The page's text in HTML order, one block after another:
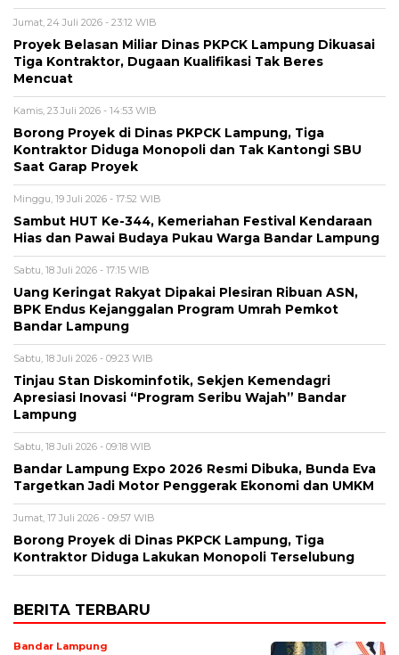
Jumat, 24 Juli 2026 - 23:12 WIB
Proyek Belasan Miliar Dinas PKPCK Lampung Dikuasai
Tiga Kontraktor, Dugaan Kualifikasi Tak Beres
Mencuat
Kamis, 23 Juli 2026 - 14:53 WIB
Borong Proyek di Dinas PKPCK Lampung, Tiga
Kontraktor Diduga Monopoli dan Tak Kantongi SBU
Saat Garap Proyek
Minggu, 19 Juli 2026 - 17:52 WIB
Sambut HUT Ke-344, Kemeriahan Festival Kendaraan
Hias dan Pawai Budaya Pukau Warga Bandar Lampung
Sabtu, 18 Juli 2026 - 17:15 WIB
Uang Keringat Rakyat Dipakai Plesiran Ribuan ASN,
BPK Endus Kejanggalan Program Umrah Pemkot
Bandar Lampung
Sabtu, 18 Juli 2026 - 09:23 WIB
Tinjau Stan Diskominfotik, Sekjen Kemendagri
Apresiasi Inovasi “Program Seribu Wajah” Bandar
Lampung
Sabtu, 18 Juli 2026 - 09:18 WIB
Bandar Lampung Expo 2026 Resmi Dibuka, Bunda Eva
Targetkan Jadi Motor Penggerak Ekonomi dan UMKM
Jumat, 17 Juli 2026 - 09:57 WIB
Borong Proyek di Dinas PKPCK Lampung, Tiga
Kontraktor Diduga Lakukan Monopoli Terselubung
BERITA TERBARU
Bandar Lampung